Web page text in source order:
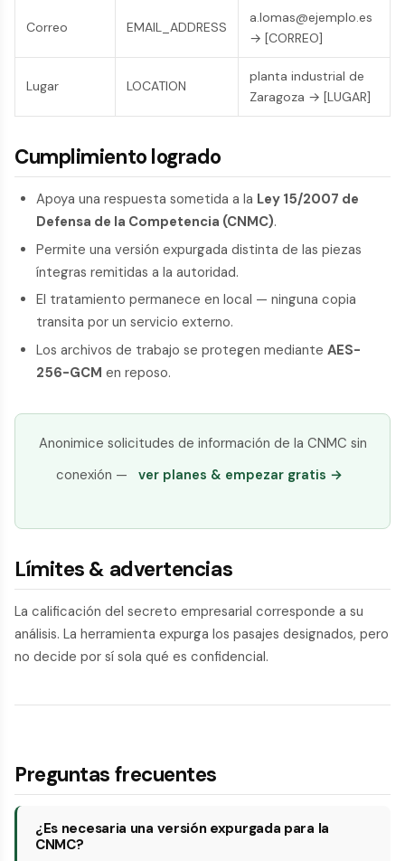
Correo EMAIL_ADDRESS
a.lomas@ejemplo.es
→ [CORREO]
Lugar LOCATION
planta industrial de
Zaragoza → [LUGAR]
Cumplimiento logrado
Apoya una respuesta sometida a la Ley 15/2007 de
Defensa de la Competencia (CNMC).
Permite una versión expurgada distinta de las piezas
íntegras remitidas a la autoridad.
El tratamiento permanece en local — ninguna copia
transita por un servicio externo.
Los archivos de trabajo se protegen mediante AES-
256-GCM en reposo.
Anonimice solicitudes de información de la CNMC sin
conexión —
ver planes & empezar gratis →
Límites & advertencias
La calificación del secreto empresarial corresponde a su
análisis. La herramienta expurga los pasajes designados, pero
no decide por sí sola qué es confidencial.
Preguntas frecuentes
¿Es necesaria una versión expurgada para la
CNMC?